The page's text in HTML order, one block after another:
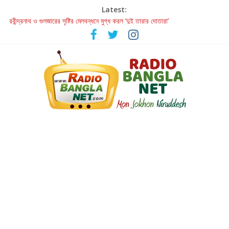
Latest:
রবীন্দ্রনাথ ও গুলজারের সৃষ্টির মেলবন্ধনে মুগ্ধ করল ‘দুই তারার দোতারা’
কলের গান থেকে রীলস্ — বাঙালির গান শোনার বিবর্তনের গল্প
জগন্নাথমঙ্গলম্ — বাংলায় প্রথমবার মঞ্চে এবার রথযাত্রার উদযাপন
Retribution: A Thought-Provoking Short Film That Challenges
Our Understanding of Justice
হাওয়া বদলের টলিউডে ‘তুমি এলে তাই’